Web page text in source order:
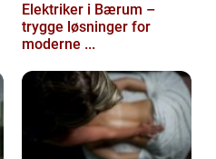
Elektriker i Bærum –
trygge løsninger for
moderne ...